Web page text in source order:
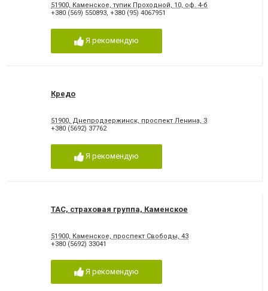
51900, Каменское, тупик Проходной, 10, оф. 4-б
+380 (569) 550893, +380 (95) 4067951
Я рекомендую
Кредо
51900, Днепродзержинск, проспект Ленина, 3
+380 (5692) 37762
Я рекомендую
ТАС, страховая группа, Каменское
51900, Каменское, проспект Свободы, 43
+380 (5692) 33041
Я рекомендую